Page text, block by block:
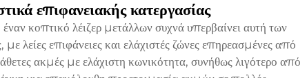
επιφανειακής κατεργασίας
κοπτικό λέιζερ μετάλλων συχνά υπερβαίνει αυτή των
λείες επιφάνειες και ελάχιστές ζώνες επηρεασμένες από
ακμές με ελάχιστη κωνικότητα, συνήθως λιγότερο από